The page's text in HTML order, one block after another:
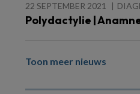
22 SEPTEMBER 2021
Polydactylie |
Toon meer nieuws